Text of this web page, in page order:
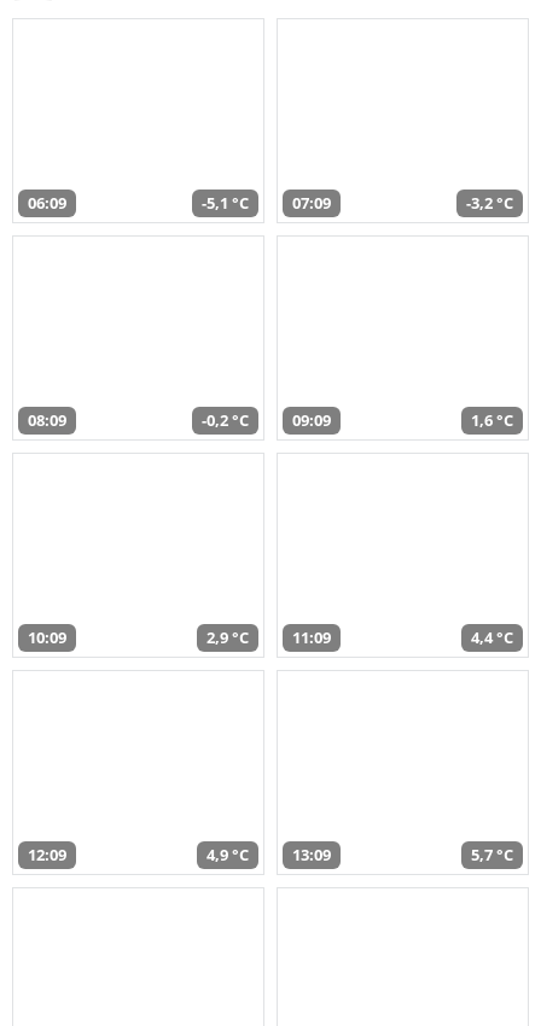
06:09 -5,1 °C 07:09 -3,2 °C
08:09 -0,2 °C 09:09 1,6 °C
10:09 2,9 °C 11:09 4,4 °C
12:09 4,9 °C 13:09 5,7 °C